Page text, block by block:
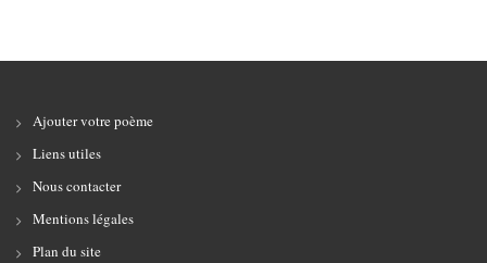
Ajouter votre poème
Liens utiles
Nous contacter
Mentions légales
Plan du site